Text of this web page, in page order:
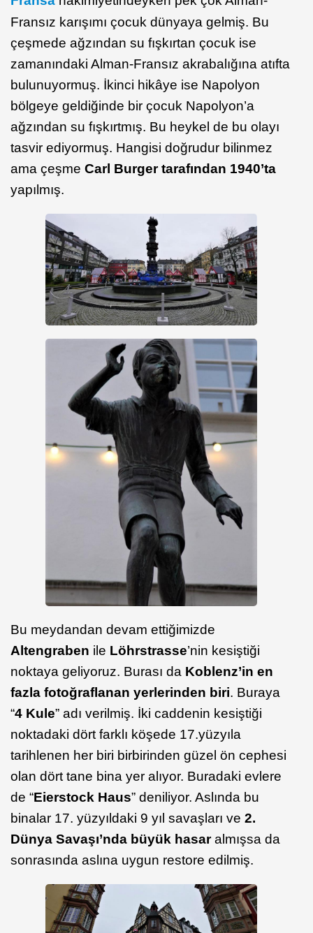
Fransız karışımı çocuk dünyaya gelmiş. Bu
çeşmede ağzından su fışkırtan çocuk ise
zamanındaki Alman-Fransız akrabalığına atıfta
bulunuyormuş. İkinci hikâye ise Napolyon
bölgeye geldiğinde bir çocuk Napolyon’a
ağzından su fışkırtmış. Bu heykel de bu olayı
tasvir ediyormuş. Hangisi doğrudur bilinmez
ama çeşme Carl Burger tarafından 1940’ta
yapılmış.
Bu meydandan devam ettiğimizde
Altengraben ile Löhrstrasse’nin kesiştiği
noktaya geliyoruz. Burası da Koblenz’in en
fazla fotoğraflanan yerlerinden biri. Buraya
“4 Kule” adı verilmiş. İki caddenin kesiştiği
noktadaki dört farklı köşede 17.yüzyıla
tarihlenen her biri birbirinden güzel ön cephesi
olan dört tane bina yer alıyor. Buradaki evlere
de “Eierstock Haus” deniliyor. Aslında bu
binalar 17. yüzyıldaki 9 yıl savaşları ve 2.
Dünya Savaşı’nda büyük hasaralmışsa da
sonrasında aslına uygun restore edilmiş.